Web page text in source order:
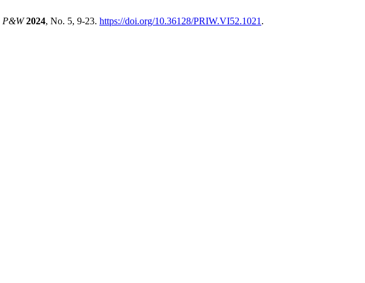
P&W 2024, No. 5, 9-23. https://doi.org/10.36128/PRIW.VI52.1021 .